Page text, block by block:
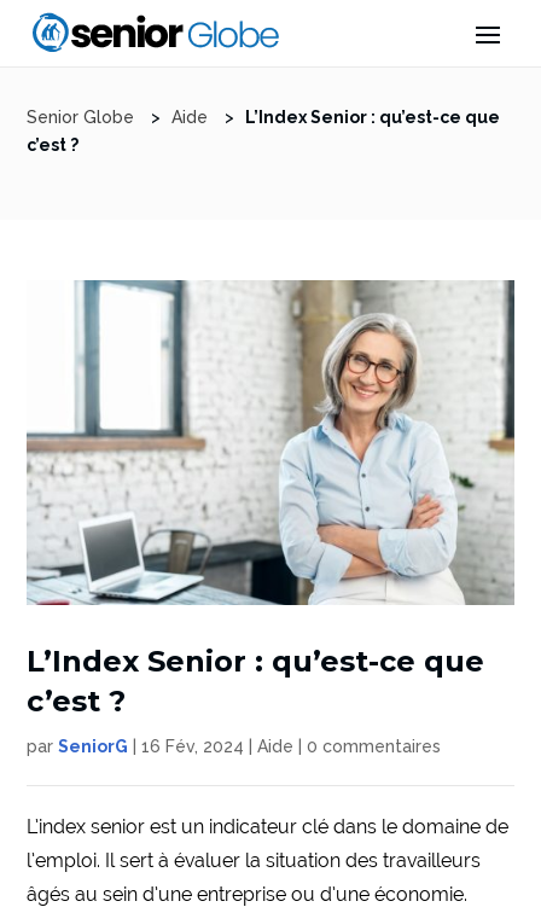
Senior Globe > Aide >
L’Index Senior : qu’est-ce que
c’est ?
L’Index Senior : qu’est-ce que
c’est ?
parSeniorG |16 Fév, 2024 |Aide |0 commentaires
L’index senior est un indicateur clé dans le domaine de
l’emploi. Il sert à évaluer la situation des travailleurs
âgés au sein d’une entreprise ou d’une économie.